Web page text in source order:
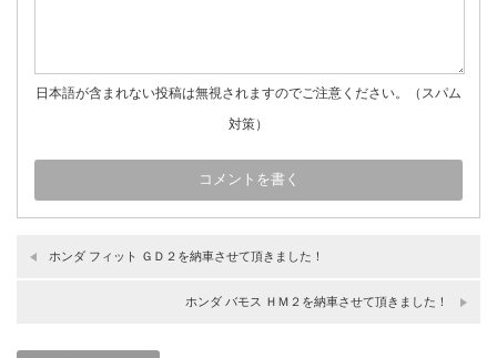
日本語が含まれない投稿は無視されますのでご注意ください。（スパム
対策）
ホンダ フィット ＧＤ２を納車させて頂きました！
ホンダ バモス ＨＭ２を納車させて頂きました！